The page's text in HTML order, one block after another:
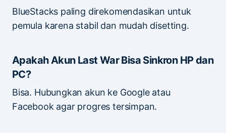
BlueStacks paling direkomendasikan untuk
pemula karena stabil dan mudah disetting.
Apakah Akun Last War Bisa Sinkron HP dan
PC?
Bisa. Hubungkan akun ke Google atau
Facebook agar progres tersimpan.